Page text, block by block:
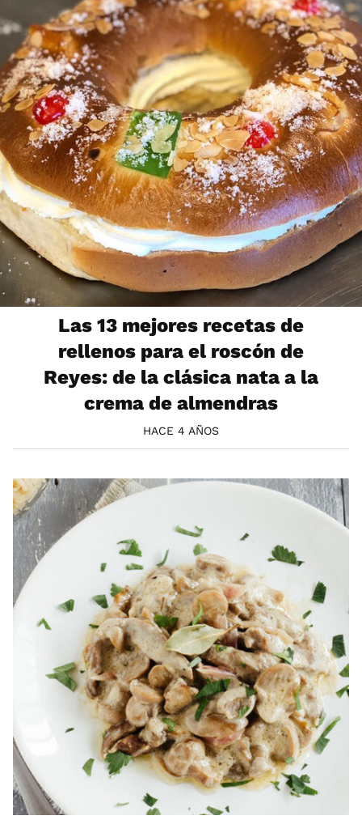
Las 13 mejores recetas de
rellenos para el roscón de
Reyes: de la clásica nata a la
crema de almendras
HACE 4 AÑOS